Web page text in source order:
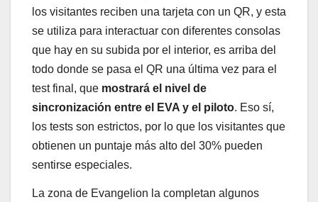
los visitantes reciben una tarjeta con un QR, y esta
se utiliza para interactuar con diferentes consolas
que hay en su subida por el interior, es arriba del
todo donde se pasa el QR una última vez para el
test final, que mostrará el nivel de
sincronización entre el EVA y el piloto. Eso sí,
los tests son estrictos, por lo que los visitantes que
obtienen un puntaje más alto del 30% pueden
sentirse especiales.
La zona de Evangelion la completan algunos